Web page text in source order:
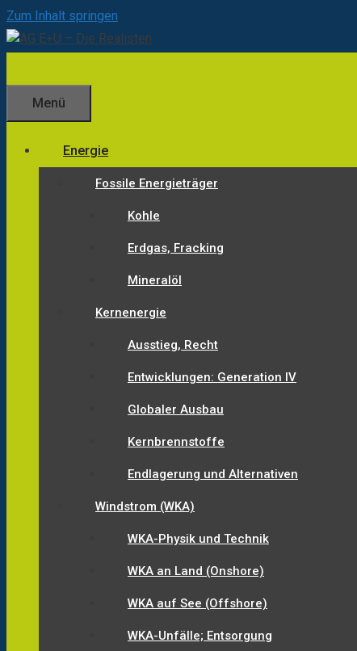
Zum Inhalt springen
Menü
Energie
Fossile Energieträger
Kohle
Erdgas, Fracking
Mineralöl
Kernenergie
Ausstieg, Recht
Entwicklungen: Generation IV
Globaler Ausbau
Kernbrennstoffe
Endlagerung und Alternativen
Windstrom (WKA)
WKA-Physik und Technik
WKA an Land (Onshore)
WKA auf See (Offshore)
WKA-Unfälle; Entsorgung